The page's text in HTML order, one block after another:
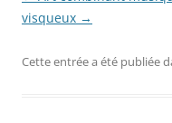
visqueux →
Cette entrée a été publiée